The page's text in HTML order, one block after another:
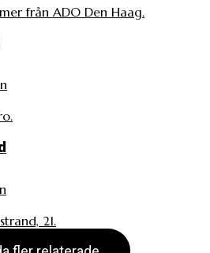
från ADO Den Haag.
21.